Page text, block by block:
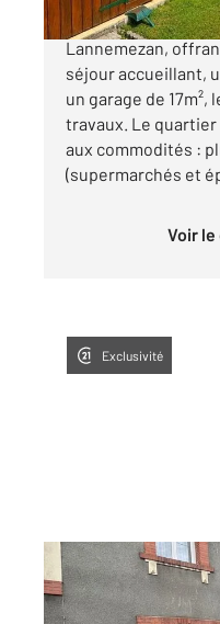
Charmante maison
Lannemezan,
séjour accueillant,
un garage de
travaux. Le
aux commodités :
(supermarchés et
Voir
Exclusivité
LANNEMEZAN 65
200,72 m
, 8 pièces
Ref : 18227